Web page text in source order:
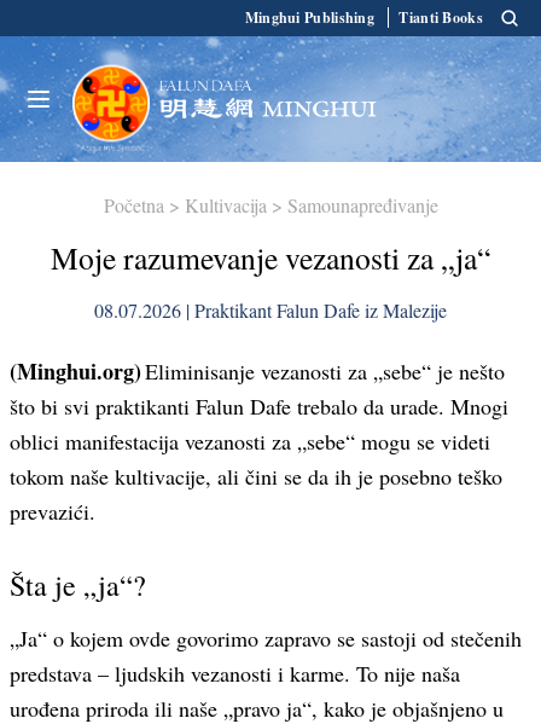
Minghui Publishing Tianti Books
Početna > Kultivacija > Samounapređivanje
Moje razumevanje vezanosti za „ja“
08.07.2026 | Praktikant Falun Dafe iz Malezije
(Minghui.org)Eliminisanje vezanosti za „sebe“ je nešto
što bi svi praktikanti Falun Dafe trebalo da urade. Mnogi
oblici manifestacija vezanosti za „sebe“ mogu se videti
tokom naše kultivacije, ali čini se da ih je posebno teško
prevazići.
Šta je „ja“?
„Ja“ o kojem ovde govorimo zapravo se sastoji od stečenih
predstava – ljudskih vezanosti i karme. To nije naša
urođena priroda ili naše „pravo ja“, kako je objašnjeno u